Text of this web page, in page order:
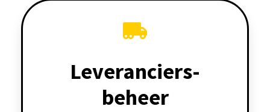
Leveranciers-
beheer